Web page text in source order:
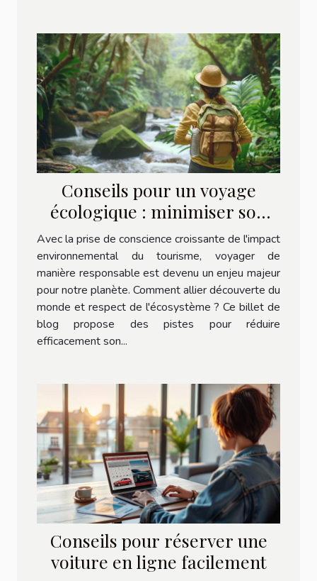
Conseils pour un voyage
écologique : minimiser son
empreinte carbone
Avec la prise de conscience croissante de l'impact
environnemental du tourisme, voyager de
manière responsable est devenu un enjeu majeur
pour notre planète. Comment allier découverte du
monde et respect de l'écosystème ? Ce billet de
blog propose des pistes pour réduire
efficacement son...
Conseils pour réserver une
voiture en ligne facilement